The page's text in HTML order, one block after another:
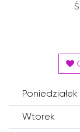
Poniedziałek
Wtorek